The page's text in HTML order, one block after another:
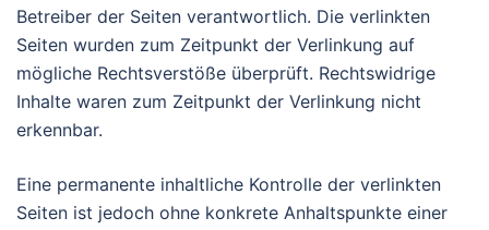
Betreiber der Seiten verantwortlich. Die verlinkten
Seiten wurden zum Zeitpunkt der Verlinkung auf
mögliche Rechtsverstöße überprüft. Rechtswidrige
Inhalte waren zum Zeitpunkt der Verlinkung nicht
erkennbar.
Eine permanente inhaltliche Kontrolle der verlinkten
Seiten ist jedoch ohne konkrete Anhaltspunkte einer